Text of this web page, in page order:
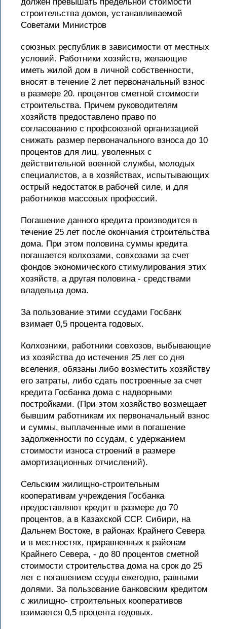
строительства домов, устанавливаемой
Советами Министров
союзных республик в зависимости от местных
условий. Работники хозяйств, желающие
иметь жилой дом в личной собственности,
вносят в течение 2 лет первоначальный взнос
в размере 20. процентов сметной стоимости
строительства. Причем руководителям
хозяйств предоставлено право по
согласованию с профсоюзной организацией
снижать размер первоначального взноса до 10
процентов для лиц, уволенных с
действительной военной службы, молодых
специалистов, а в хозяйствах, испытывающих
острый недостаток в рабочей силе, и для
работников массовых профессий.
Погашение данного кредита производится в
течение 25 лет после окончания строительства
дома. При этом половина суммы кредита
погашается колхозами, совхозами за счет
фондов экономического стимулирования этих
хозяйств, а другая половина - средствами
владельца дома.
За пользование этими ссудами Госбанк
взимает 0,5 процента годовых.
Колхозники, работники совхозов, выбывающие
из хозяйства до истечения 25 лет со дня
вселения, обязаны либо возместить хозяйству
его затраты, либо сдать построенные за счет
кредита Госбанка дома с надворными
постройками. (При этом хозяйство возмещает
бывшим работникам их первоначальный взнос
и суммы, выплаченные ими в погашение
задолженности по ссудам, с удержанием
стоимости износа строений в размере
амортизационных отчислений).
Сельским жилищно-строительным
кооперативам учреждения Госбанка
предоставляют кредит в размере до 70
процентов, а в Казахской ССР. Сибири, на
Дальнем Востоке, в районах Крайнего Севера
и в местностях, приравненных к районам
Крайнего Севера, - до 80 процентов сметной
стоимости строительства дома на срок до 25
лет с погашением ссуды ежегодно, равными
долями. За пользование банковским кредитом
с жилищно- строительных кооперативов
взимается 0,5 процента годовых.